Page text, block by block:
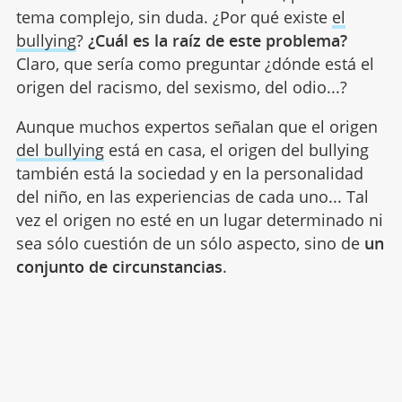
tema complejo, sin duda. ¿Por qué existe el
bullying? ¿Cuál es la raíz de este problema?
Claro, que sería como preguntar ¿dónde está el
origen del racismo, del sexismo, del odio...?
Aunque muchos expertos señalan que el origen
del bullyingestá en casa, el origen del bullying
también está la sociedad y en la personalidad
del niño, en las experiencias de cada uno... Tal
vez el origen no esté en un lugar determinado ni
sea sólo cuestión de un sólo aspecto, sino de un
conjunto de circunstancias.